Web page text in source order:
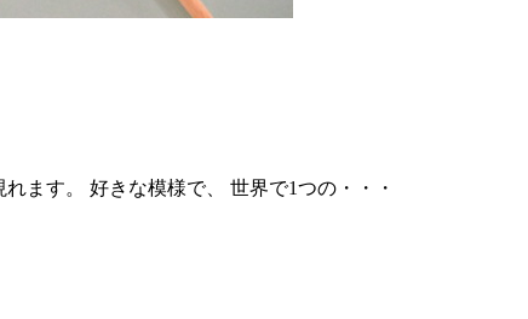
ます。 好きな模様で、 世界で1つの・・・